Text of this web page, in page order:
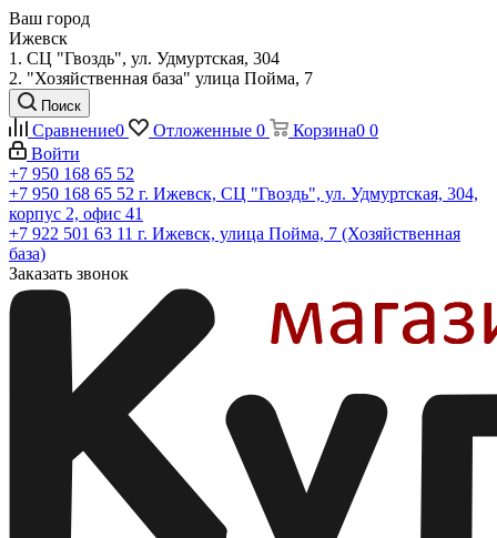
Ваш город
Ижевск
1. СЦ "Гвоздь", ул. Удмуртская, 304
2. "Хозяйственная база" улица Пойма, 7
Поиск
Сравнение0 Отложенные 0 Корзина0 0
Войти
+7 950 168 65 52
+7 950 168 65 52 г. Ижевск, СЦ "Гвоздь", ул. Удмуртская, 304,
корпус 2, офис 41
+7 922 501 63 11 г. Ижевск, улица Пойма, 7 (Хозяйственная
база)
Заказать звонок